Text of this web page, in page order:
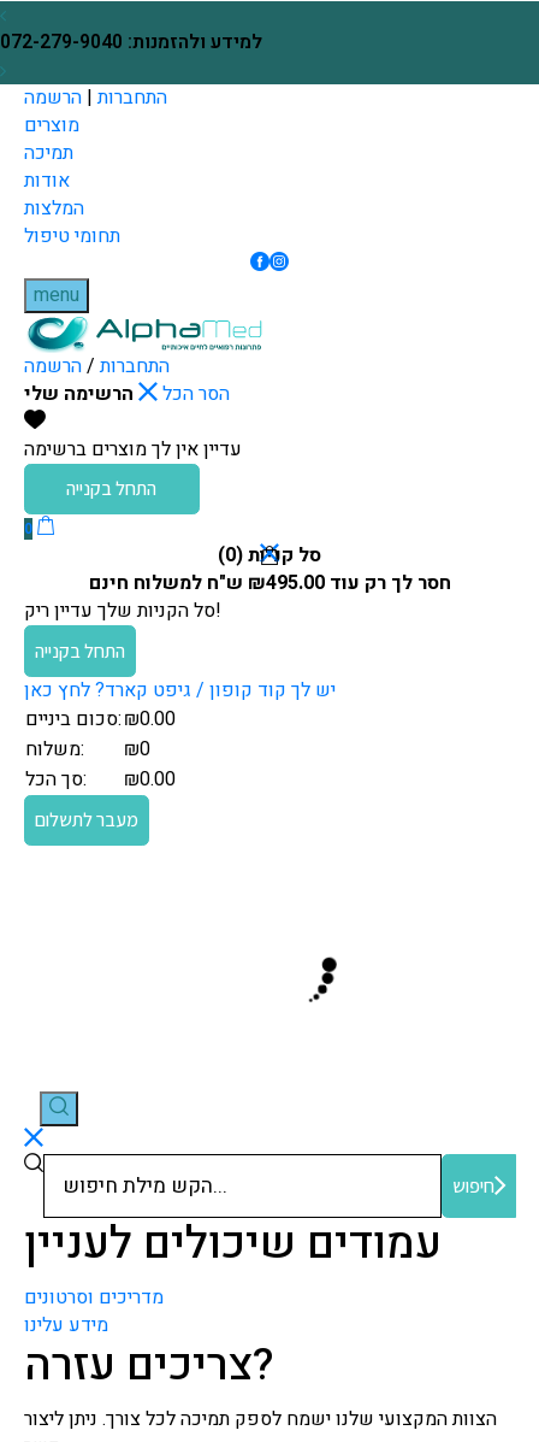
Skip to Content
למידע ולהזמנות: 072-279-9040
התחברות | הרשמה
מוצרים
תמיכה
אודות
המלצות
תחומי טיפול
menu
התחברות /הרשמה
הרשימה שלי
הסר הכל
עדיין אין לך מוצרים ברשימה
התחל בקנייה
0
סל קניות (0
)
חסר לך רק עוד
₪495.00
ש"ח למשלוח חינם
סל הקניות שלך עדיין ריק!
התחל בקנייה
יש לך קוד קופון / גיפט קארד? לחץ כאן
סכום ביניים:₪0.00
משלוח:
₪0
סך הכל:
₪0.00
מעבר לתשלום
חיפוש
חיפוש
עמודים שיכולים לעניין
מדריכים וסרטונים
מידע עלינו
צריכים עזרה?
הצוות המקצועי שלנו ישמח לספק תמיכה לכל צורך. ניתן ליצור
בחזרה למעלה